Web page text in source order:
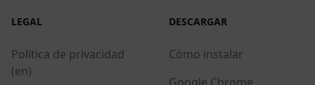
LEGAL
Política de privacidad
(en)
DESCARGAR
Cómo instalar